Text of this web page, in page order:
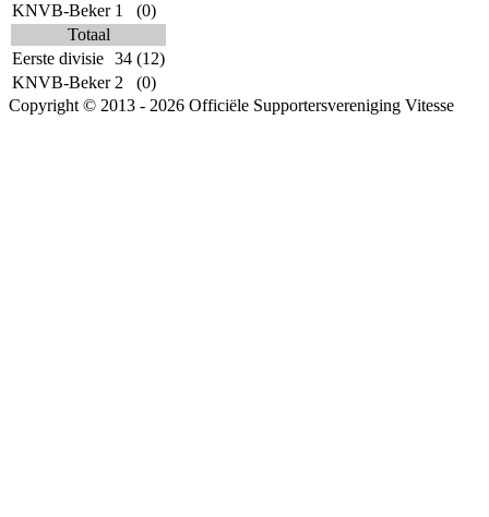
KNVB-Beker 1
(0)
Totaal
Eerste divisie 34 (12)
KNVB-Beker 2
(0)
Copyright © 2013 - 2026 Officiële Supportersvereniging Vitesse